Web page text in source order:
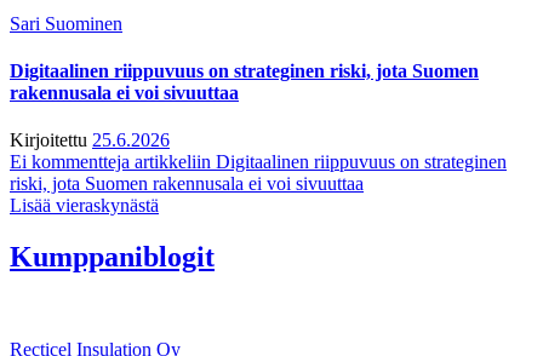
Sari Suominen
Digitaalinen riippuvuus on strateginen riski, jota Suomen
rakennusala ei voi sivuuttaa
Kirjoitettu 25.6.2026
Ei kommentteja artikkeliin Digitaalinen riippuvuus on strateginen
riski, jota Suomen rakennusala ei voi sivuuttaa
Lisää vieraskynästä
Kumppaniblogit
Recticel Insulation Oy